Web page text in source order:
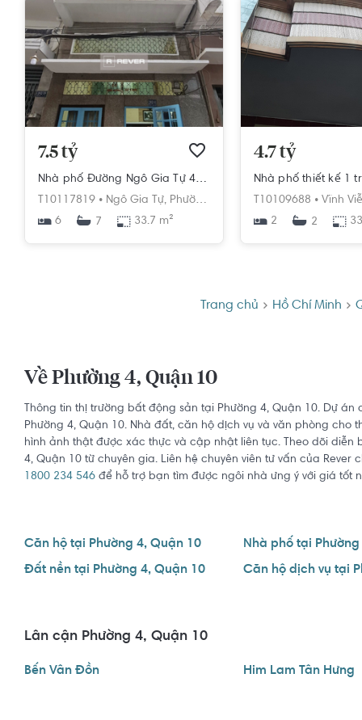
7.5 tỷ
Nhà phố Đường Ngô Gia Tự 4 tầng diện tích 33.7m² pháp lý sổ hồng.
T10117819 • Ngô Gia Tự, Phường 4, Quận 10, Hồ Chí Minh
6
7 33.7 m²
4.7 tỷ
T10109688 • Vĩnh
2
2
Trang chủ Hồ Chí Minh
Về Phường 4, Quận 10
Thông tin thị trường bất động sản tại Phường 4, Quận 10. Dự
Phường 4, Quận 10. Nhà đất, căn hộ dịch vụ và văn phòng cho
hình ảnh thật được xác thực và cập nhật liên tục. Theo dõi
4, Quận 10 từ chuyên gia. Liên hệ chuyên viên tư vấn của
1800 234 546 để hỗ trợ bạn tìm được ngôi nhà ưng ý với giá tốt
Căn hộ tại Phường 4, Quận 10 Nhà phố tại
Đất nền tại Phường 4, Quận 10
Lân cận Phường 4, Quận 10
Bến Vân Đồn Him Lam Tân Hưng